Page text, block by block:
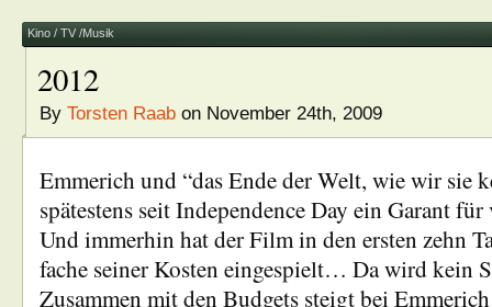
Kino / TV /Musik
2012
By Torsten Raab on November 24th, 2009
Emmerich und “das Ende der Welt, wie wir sie
spätestens seit Independence Day ein Garant
Und immerhin hat der Film in den ersten zehn
fache seiner Kosten eingespielt… Da wird kein
Zusammen mit den Budgets steigt bei